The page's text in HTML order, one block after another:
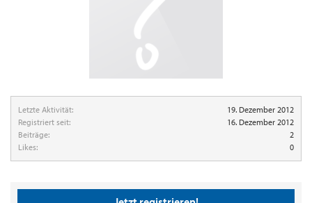
Letzte Aktivität:
19. Dezember 2012
Registriert seit:
16. Dezember 2012
Beiträge:
2
Likes:
0